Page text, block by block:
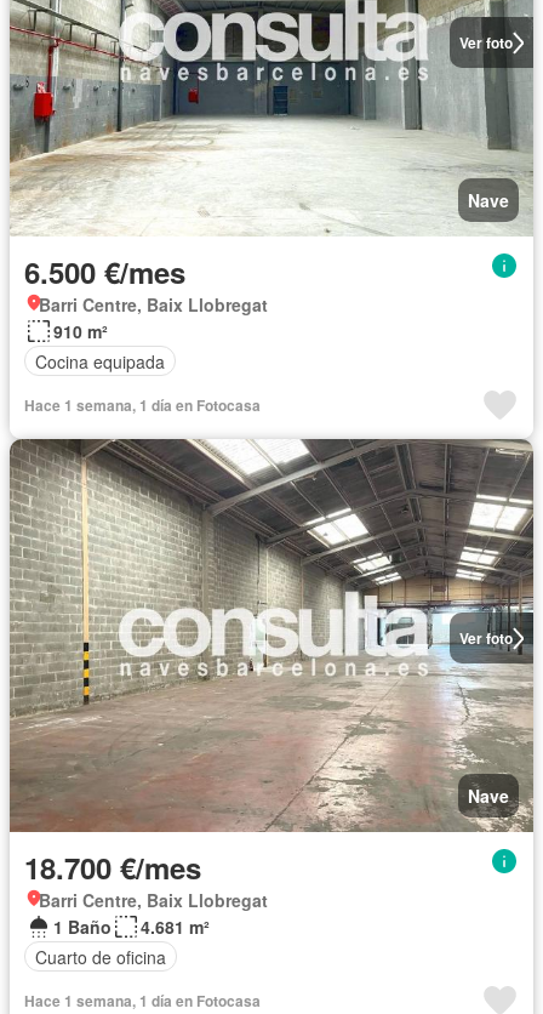
Ver foto
Nave
6.500 €/mes
Barri Centre, Baix Llobregat
910 m²
Cocina equipada
Hace 1 semana, 1 día en Fotocasa
Ver foto
Nave
18.700 €/mes
Barri Centre, Baix Llobregat
1 Baño
4.681 m²
Cuarto de oficina
Hace 1 semana, 1 día en Fotocasa